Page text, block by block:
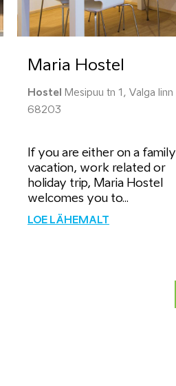
Maria Hostel
Hostel
Mesipuu tn 1, Valga linn
68203
If you are either on a family
vacation, work related or
holiday trip, Maria Hostel
welcomes you to...
LOE LÄHEMALT